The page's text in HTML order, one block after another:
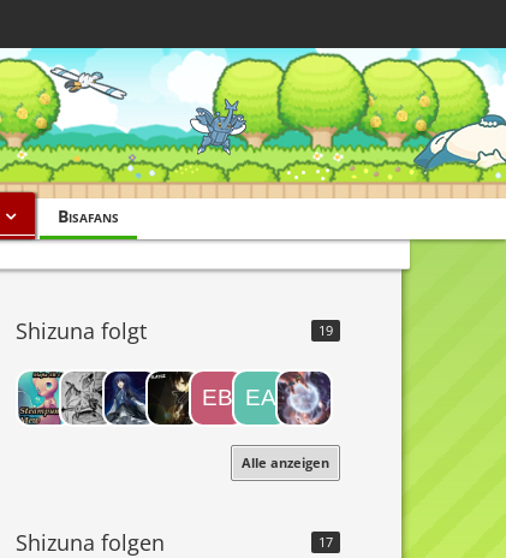
Bisafans
Shizuna folgt 19
Alle anzeigen
Shizuna folgen 17